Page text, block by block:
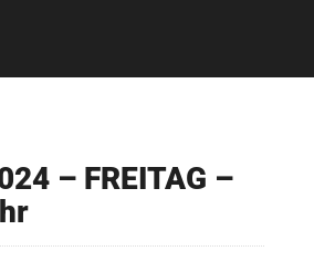
– FREITAG –